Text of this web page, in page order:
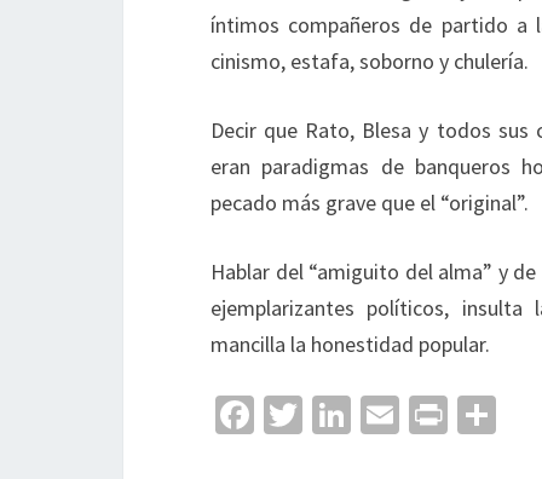
íntimos compañeros de partido a
cinismo, estafa, soborno y chulería.
Decir que Rato, Blesa y todos sus
eran paradigmas de banqueros
pecado más grave que el “original”.
Hablar del “amiguito del alma” y
ejemplarizantes políticos,
mancilla la honestidad popular.
Fa T
Li
E
Pr